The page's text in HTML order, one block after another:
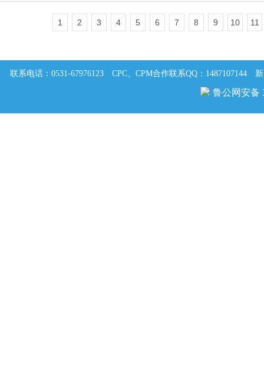
1 2 3 4 5 6 7 8 9 10 11
联系电话：0531-67976123 CPC、CPM合作联系QQ：1487107144
鲁公网安备